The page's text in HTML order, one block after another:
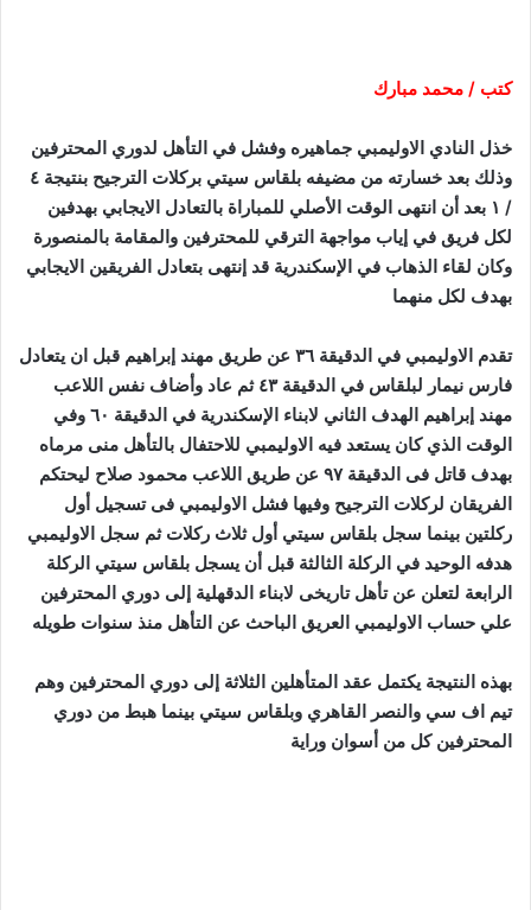
كتب / محمد مبارك
خذل النادي الاوليمبي جماهيره وفشل في التأهل لدوري المحترفين
وذلك بعد خسارته من مضيفه بلقاس سيتي بركلات الترجيح بنتيجة ٤
/ ١ بعد أن انتهى الوقت الأصلي للمباراة بالتعادل الايجابي بهدفين
لكل فريق في إياب مواجهة الترقي للمحترفين والمقامة بالمنصورة
وكان لقاء الذهاب في الإسكندرية قد إنتهى بتعادل الفريقين الايجابي
بهدف لكل منهما
تقدم الاوليمبي في الدقيقة ٣٦ عن طريق مهند إبراهيم قبل ان يتعادل
فارس نيمار لبلقاس في الدقيقة ٤٣ ثم عاد وأضاف نفس اللاعب
مهند إبراهيم الهدف الثاني لابناء الإسكندرية في الدقيقة ٦٠ وفي
الوقت الذي كان يستعد فيه الاوليمبي للاحتفال بالتأهل منى مرماه
بهدف قاتل فى الدقيقة ٩٧ عن طريق اللاعب محمود صلاح ليحتكم
الفريقان لركلات الترجيح وفيها فشل الاوليمبي فى تسجيل أول
ركلتين بينما سجل بلقاس سيتي أول ثلاث ركلات ثم سجل الاوليمبي
هدفه الوحيد في الركلة الثالثة قبل أن يسجل بلقاس سيتي الركلة
الرابعة لتعلن عن تأهل تاريخى لابناء الدقهلية إلى دوري المحترفين
علي حساب الاوليمبي العريق الباحث عن التأهل منذ سنوات طويله
بهذه النتيجة يكتمل عقد المتأهلين الثلاثة إلى دوري المحترفين وهم
تيم اف سي والنصر القاهري وبلقاس سيتي بينما هبط من دوري
المحترفين كل من أسوان وراية